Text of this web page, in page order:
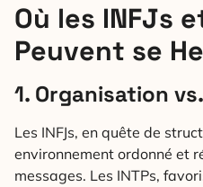
Où les INFJs
Peuvent se
1. Organisation
Les INFJs, en quête de
environnement ordonné et
messages. Les INTPs,